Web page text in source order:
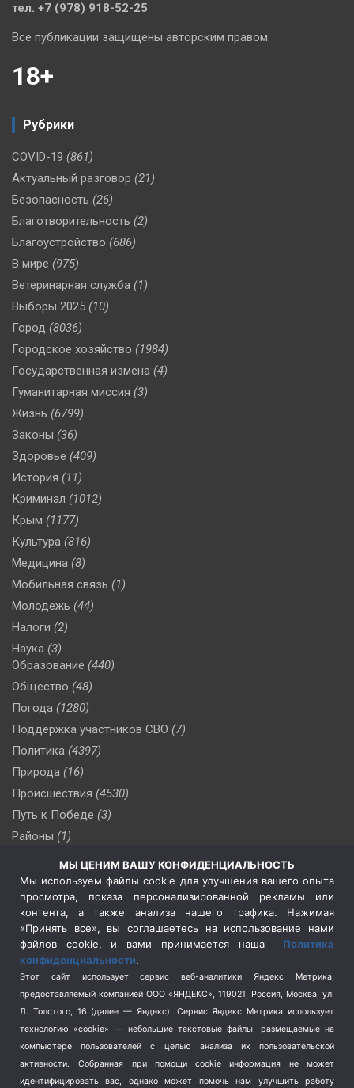
тел. +7 (978) 918-52-25
Все публикации защищены авторским правом.
18+
Рубрики
COVID-19 (861)
Актуальный разговор (21)
Безопасность (26)
Благотворительность (2)
Благоустройство (686)
В мире (975)
Ветеринарная служба (1)
Выборы 2025 (10)
Город (8036)
Городское хозяйство (1984)
Государственная измена (4)
Гуманитарная миссия (3)
Жизнь (6799)
Законы (36)
Здоровье (409)
История (11)
Криминал (1012)
Крым (1177)
Культура (816)
Медицина (8)
Мобильная связь (1)
Молодежь (44)
Налоги (2)
Наука (3)
Образование (440)
Общество (48)
Погода (1280)
Поддержка участников СВО (7)
Политика (4397)
Природа (16)
Происшествия (4530)
Путь к Победе (3)
Районы (1)
(510)
Сельское хозяйство (3)
Социальная политика
(3)
Спецоперация в Украине
Спецоперация на Украине
(404)
Спорт (740)
Терроризм (1)
Транспорт (262)
Туризм (178)
МЫ ЦЕНИМ ВАШУ КОНФИДЕНЦИАЛЬНОСТЬ
Мы используем файлы cookie для улучшения вашего опыта
просмотра, показа персонализированной рекламы или
контента, а также анализа нашего трафика. Нажимая
«Принять все», вы соглашаетесь на использование нами
файлов cookie, и вами принимается наша Политика
конфиденциальности.
Этот сайт использует сервис веб-аналитики Яндекс Метрика,
предоставляемый компанией ООО «ЯНДЕКС», 119021, Россия, Москва, ул.
Л. Толстого, 16 (далее — Яндекс). Сервис Яндекс Метрика использует
технологию «cookie» — небольшие текстовые файлы, размещаемые на
компьютере пользователей с целью анализа их пользовательской
активности.
Собранная при помощи cookie информация не может
идентифицировать вас, однако может помочь нам улучшить работу